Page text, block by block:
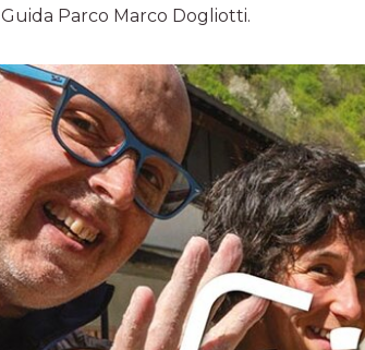
Guida Parco Marco Dogliotti.